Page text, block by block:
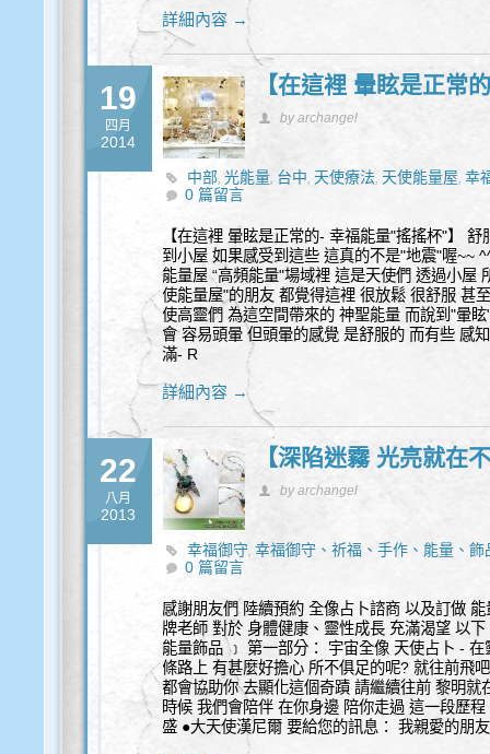
詳細內容 →
19
四月
2014
【在這裡 暈眩是正常
by archangel
中部,光能量, 台中, 天使療法, 天使能量屋,幸
0 篇留言
【在這裡 暈眩是正常的- 幸福能量"搖搖杯"】
到小屋 如果感受到這些 這真的不是"地震"喔~~
能量屋 “高頻能量"場域裡 這是天使們 透過小屋
使能量屋"的朋友 都覺得這裡 很放鬆 很舒服 甚
使高靈們 為這空間帶來的 神聖能量 而說到"暈
會 容易頭暈 但頭暈的感覺 是舒服的 而有些 感
滿- R
詳細內容 →
22
八月
2013
【深陷迷霧 光亮就在
by archangel
幸福御守,幸福御守、祈福、手作、能量、飾
0 篇留言
感謝朋友們 陸續預約 全像占卜諮商 以及訂做
牌老師 對於 身體健康、靈性成長 充滿渴望 以
能量飾品 ﹞ 第一部分： 宇宙全像 天使占卜 -
條路上 有甚麼好擔心 所不俱足的呢? 就往前飛
都會協助你 去顯化這個奇蹟 請繼續往前 黎明
時候 我們會陪伴 在你身邊 陪你走過 這一段歷
盛 ●大天使漢尼爾 要給您的訊息： 我親愛的朋友